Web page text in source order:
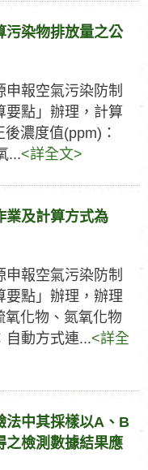
污染物排放量之公
報空氣污染防制
要點」辦理，計算
濃度值(ppm)：
...<詳全文>
業及計算方式為
報空氣污染防制
要點」辦理，辦理
化物、氮氧化物
自動方式連...<詳全
法中其採樣以A、B
之檢測數據結果應